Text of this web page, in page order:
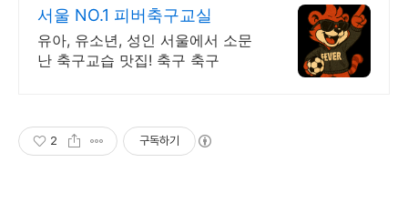
서울 NO.1 피버축구교실
유아, 유소년, 성인 서울에서 소문
난 축구교습 맛집! 축구 축구
2 구독하기